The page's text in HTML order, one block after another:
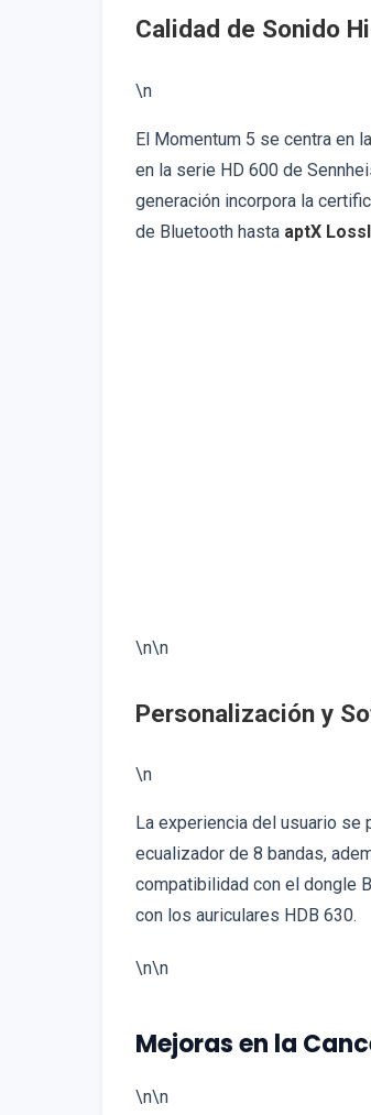
Calidad de Sonido
\n
El Momentum 5 se centra en
en la serie HD 600 de
generación incorpora la
de Bluetooth hasta aptX
\n\n
Personalización y
\n
La experiencia del usuario se
ecualizador de 8 bandas,
compatibilidad con el dongle
con los auriculares HDB 630.
\n\n
Mejoras en la
\n\n